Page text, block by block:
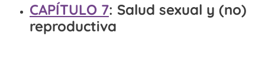
CAPÍTULO 7: Salud sexual y (no)
reproductiva